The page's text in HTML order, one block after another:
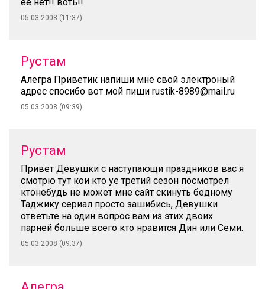
05.03.2008 (11:37)
Рустам
Алегра Приветик напиши мне свой электроный
адрес спосибо вот мой пиши rustik-8989@mail.ru
05.03.2008 (09:39)
Рустам
Привет Девушки с наступающи праздников вас я
смотрю тут кои кто уе третий сезон посмотрел
ктонебудь не может мне сайт скинуть бедному
Таджику сериал просто зашибись, Девушки
ответьте на один вопрос вам из этих двоих
парней больше всего кто нравится Дин или Семи.
05.03.2008 (09:37)